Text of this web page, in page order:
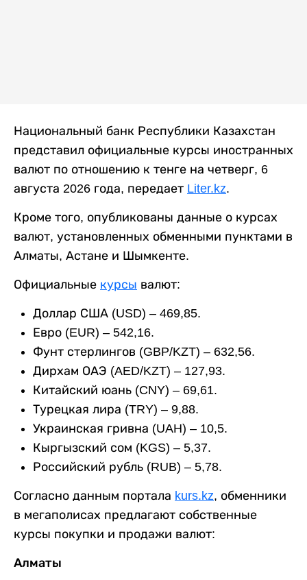
Национальный банк Республики Казахстан
представил официальные курсы иностранных
валют по отношению к тенге на четверг, 6
августа 2026 года, передает Liter.kz.
Кроме того, опубликованы данные о курсах
валют, установленных обменными пунктами в
Алматы, Астане и Шымкенте.
Официальные курсы валют:
Доллар США (USD) – 469,85.
Евро (EUR) – 542,16.
Фунт стерлингов (GBP/KZT) – 632,56.
Дирхам ОАЭ (AED/KZT) – 127,93.
Китайский юань (CNY) – 69,61.
Турецкая лира (TRY) – 9,88.
Украинская гривна (UAH) – 10,5.
Кыргызский сом (KGS) – 5,37.
Российский рубль (RUB) – 5,78.
Согласно данным портала kurs.kz, обменники
в мегаполисах предлагают собственные
курсы покупки и продажи валют:
Алматы